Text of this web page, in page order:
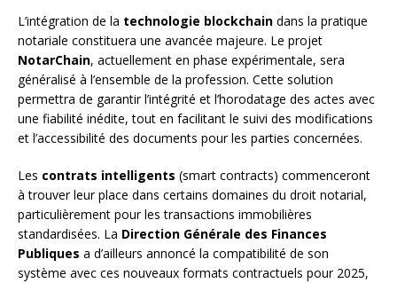
L’intégration de la technologie blockchain dans la pratique
notariale constituera une avancée majeure. Le projet
NotarChain, actuellement en phase expérimentale, sera
généralisé à l’ensemble de la profession. Cette solution
permettra de garantir l’intégrité et l’horodatage des actes avec
une fiabilité inédite, tout en facilitant le suivi des modifications
et l’accessibilité des documents pour les parties concernées.
Les contrats intelligents (smart contracts) commenceront
à trouver leur place dans certains domaines du droit notarial,
particulièrement pour les transactions immobilières
standardisées. La Direction Générale des Finances
Publiques a d’ailleurs annoncé la compatibilité de son
système avec ces nouveaux formats contractuels pour 2025,